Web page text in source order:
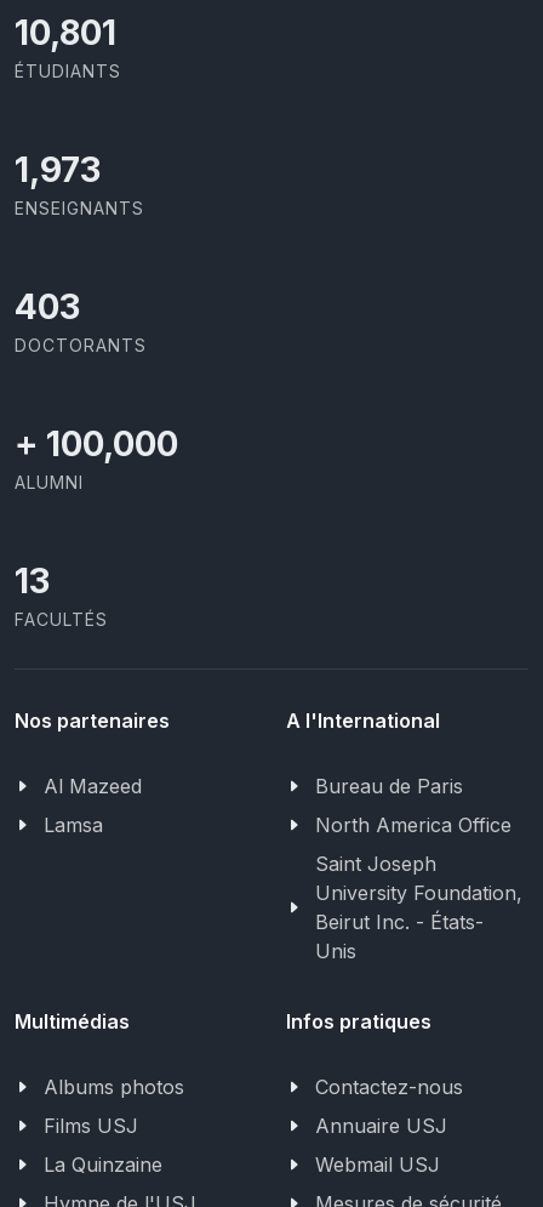
11,418
ÉTUDIANTS
2,086
ENSEIGNANTS
426
DOCTORANTS
+ 100,000
ALUMNI
13
FACULTÉS
Nos partenaires
Al Mazeed
Lamsa
A l'International
Bureau de Paris
North America Office
Saint Joseph
University Foundation,
Beirut Inc. - États-
Unis
Multimédias
Albums photos
Films USJ
La Quinzaine
Infos pratiques
Contactez-nous
Annuaire USJ
Webmail USJ